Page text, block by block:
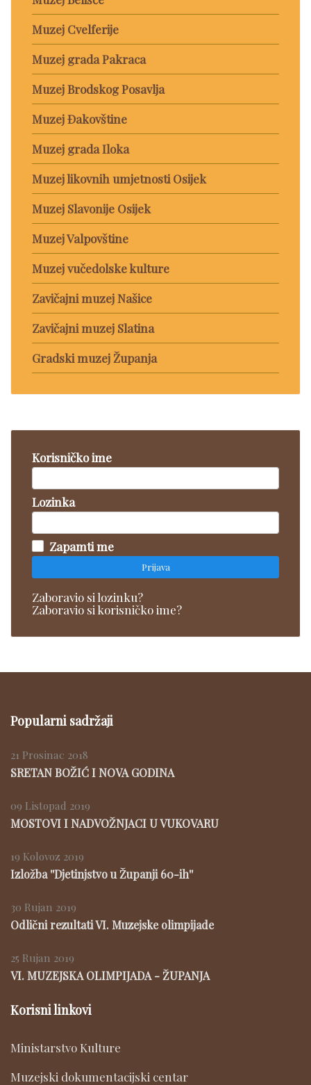
Muzej Cvelferije
Muzej grada Pakraca
Muzej Brodskog Posavlja
Muzej Đakovštine
Muzej grada Iloka
Muzej likovnih umjetnosti Osijek
Muzej Slavonije Osijek
Muzej Valpovštine
Muzej vučedolske kulture
Zavičajni muzej Našice
Zavičajni muzej Slatina
Gradski muzej Županja
Korisničko ime
Lozinka
Zapamti me
Prijava
Zaboravio si lozinku?
Zaboravio si korisničko ime?
Popularni sadržaji
21 Prosinac 2018
SRETAN BOŽIĆ I NOVA GODINA
09 Listopad 2019
MOSTOVI I NADVOŽNJACI U VUKOVARU
19 Kolovoz 2019
Izložba ''Djetinjstvo u Županji 60-ih''
30 Rujan 2019
Odlični rezultati VI. Muzejske olimpijade
25 Rujan 2019
VI. MUZEJSKA OLIMPIJADA - ŽUPANJA
Korisni linkovi
Ministarstvo Kulture
Muzejski dokumentacijski centar